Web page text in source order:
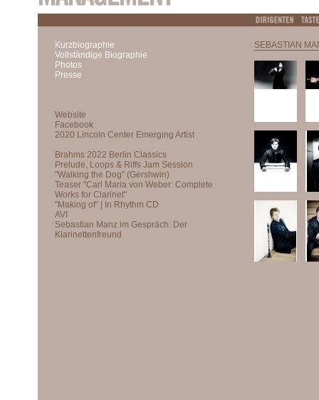
Kurzbiographie
Vollständige Biographie
Photos
Presse
SEBASTIAN